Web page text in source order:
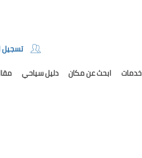
تسجيل
خدمات ابحث عن مكان دليل سياحي